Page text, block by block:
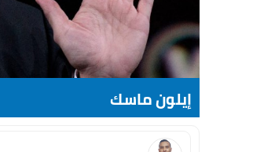
إيلون ماسك